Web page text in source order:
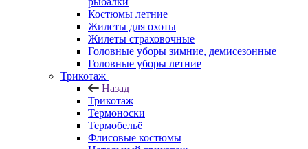
Костюмы летние
Жилеты для охоты
Жилеты страховочные
Головные уборы зимние, демисезонные
Головные уборы летние
Трикотаж
Назад
Трикотаж
Термоноски
Термобельё
Флисовые костюмы